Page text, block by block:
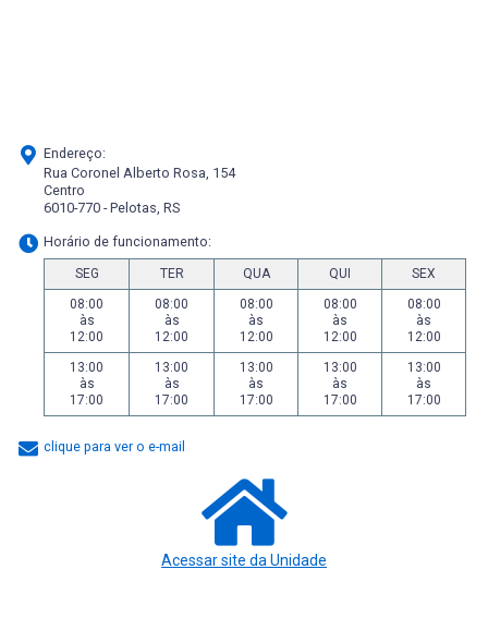
Endereço:
Rua Coronel Alberto Rosa, 154
Centro
6010-770 - Pelotas, RS
Horário de funcionamento:
SEG TER QUA QUI
SEX
08:00
às
12:00
08:00
às
12:00
08:00
às
12:00
08:00
às
12:00
08:00
às
12:00
13:00
às
17:00
13:00
às
17:00
13:00
às
17:00
13:00
às
17:00
13:00
às
17:00
clique para ver o e-mail
Acessar site da Unidade